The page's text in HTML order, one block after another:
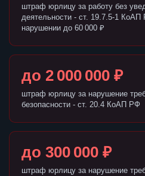
штраф юрлицу за работу без
деятельности - ст. 19.7.5-1
нарушении до 60 000 ₽
до 2 000 000 ₽
штраф юрлицу за нарушение
безопасности - ст. 20.4 КоАП РФ
до 300 000 ₽
штраф юрлицу за нарушение